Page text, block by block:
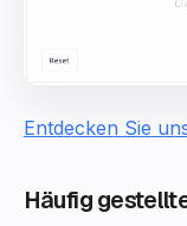
Entdecken Sie
Häufig